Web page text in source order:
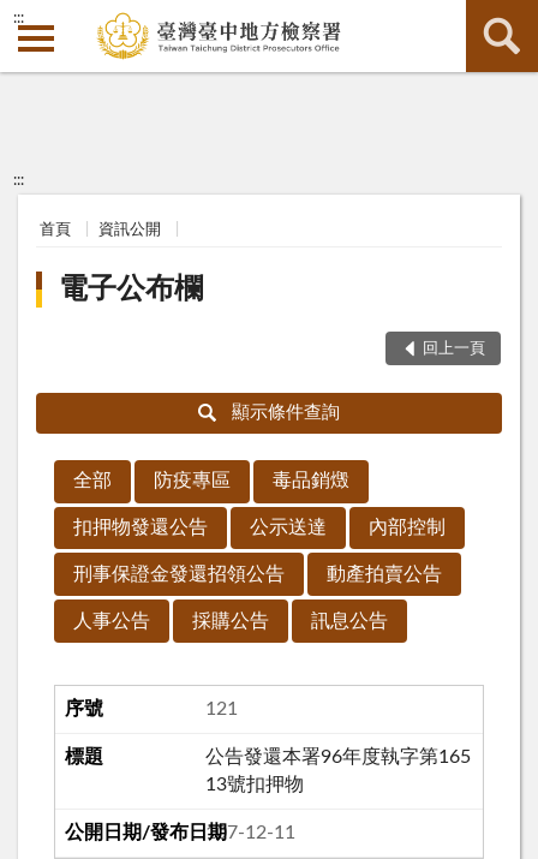
:::
:::
首頁 資訊公開
電子公布欄
回上一頁
顯示條件查詢
全部 防疫專區 毒品銷燬
扣押物發還公告 公示送達 內部控制
刑事保證金發還招領公告 動產拍賣公告
人事公告 採購公告 訊息公告
121
公告發還本署96年度執字第165
13號扣押物
107-12-11